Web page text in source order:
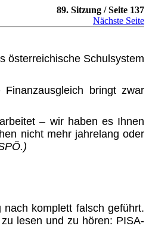
89. Sitzung / Seite 137
Nächste Seite
österreichische Schulsystem
bringt zwar
– wir haben es Ihnen
nicht mehr jahrelang oder
komplett falsch geführt.
lesen und zu hören: PISA-